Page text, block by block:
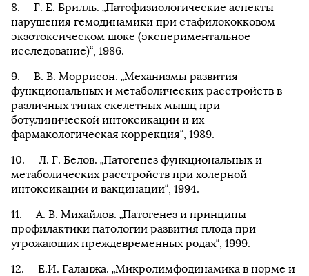
Г. Е. Брилль. „Патофизиологические аспекты
нарушения гемодинамики при стафилококковом
экзотоксическом шоке (экспериментальное
исследование)“, 1986.
В. В. Моррисон. „Механизмы развития
функциональных и метаболических расстройств в
различных типах скелетных мышц при
ботулинической интоксикации и их
фармакологическая коррекция“, 1989.
Л. Г. Белов. „Патогенез функциональных и
метаболических расстройств при холерной
интоксикации и вакцинации“, 1994.
А. В. Михайлов. „Патогенез и принципы
профилактики патологии развития плода при
угрожающих преждевременных родах“, 1999.
Е.И. Галанжа. „Микролимфодинамика в норме и